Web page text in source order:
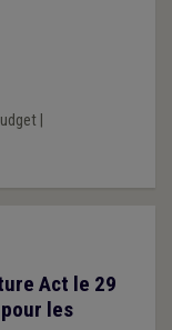
|
Act le 29
les